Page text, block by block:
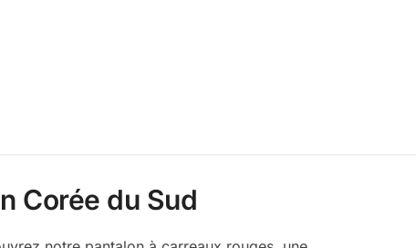
Corée du Sud